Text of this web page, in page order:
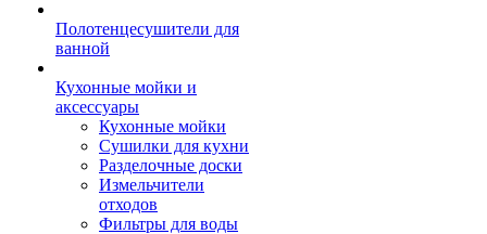
Полотенцесушители для
ванной
Кухонные мойки и
аксессуары
Кухонные мойки
Сушилки для кухни
Разделочные доски
Измельчители
отходов
Фильтры для воды